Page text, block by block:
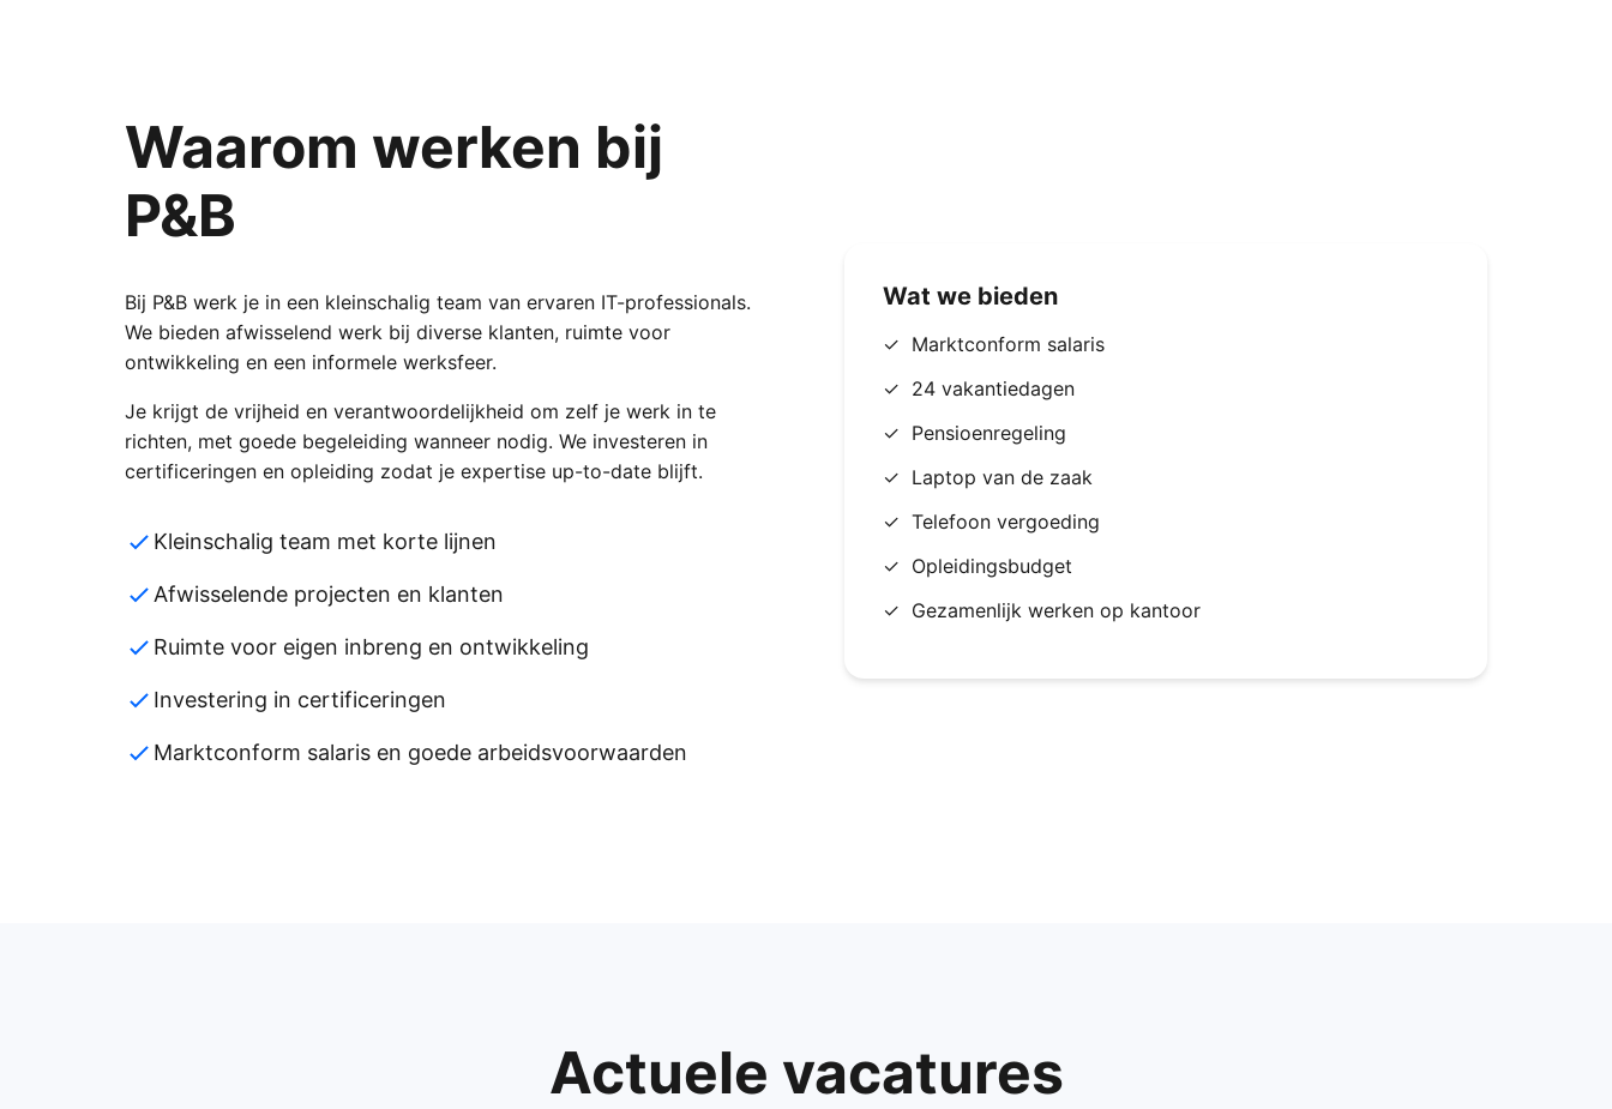
Waarom werken bij
P&B
Bij P&B werk je in een kleinschalig team van ervaren IT-professionals.
We bieden afwisselend werk bij diverse klanten, ruimte voor
ontwikkeling en een informele werksfeer.
Je krijgt de vrijheid en verantwoordelijkheid om zelf je werk in te
richten, met goede begeleiding wanneer nodig. We investeren in
certificeringen en opleiding zodat je expertise up-to-date blijft.
Kleinschalig team met korte lijnen
Afwisselende projecten en klanten
Ruimte voor eigen inbreng en ontwikkeling
Investering in certificeringen
Marktconform salaris en goede arbeidsvoorwaarden
Wat we bieden
✓ Marktconform salaris
✓ 24 vakantiedagen
✓ Pensioenregeling
✓ Laptop van de zaak
✓ Telefoon vergoeding
✓ Opleidingsbudget
✓ Gezamenlijk werken op kantoor
Actuele vacatures